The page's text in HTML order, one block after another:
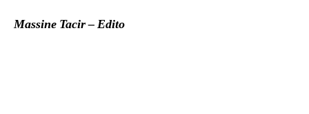
Massine Tacir – Edito